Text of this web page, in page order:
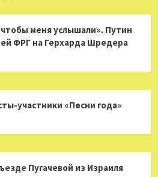
меня услышали». Путин
ФРГ на Герхарда Шредера
участники «Песни года»
Пугачевой из Израиля